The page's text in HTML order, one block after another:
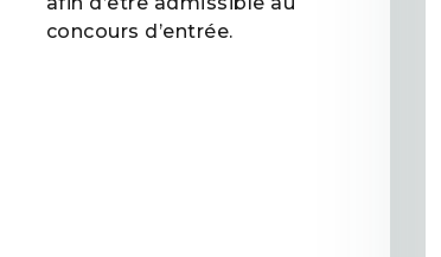
concours d’entrée.